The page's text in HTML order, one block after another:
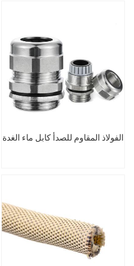
الفولاذ المقاوم للصدأ كابل ماء الغدة